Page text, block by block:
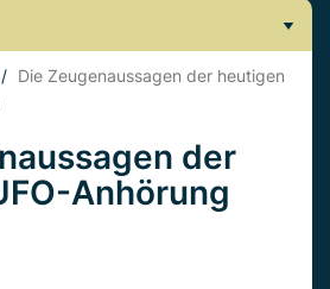
/ Die Zeugenaussagen der heutigen
der
Anhörung